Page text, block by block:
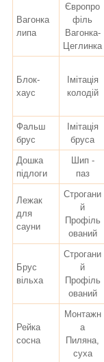
Вагонка
липа
Європро
філь
Вагонка-
Цеглинка
Блок-
хаус
Імітація
колодій
Фальш
брус
Імітація
бруса
Дошка
підлоги
Шип -
паз
Лежак
для
сауни
Строгани
й
Профіль
ований
Брус
вільха
Строгани
й
Профіль
ований
Рейка
сосна
Монтажн
а
Пиляна,
суха